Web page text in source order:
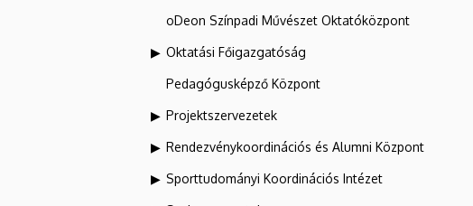
oDeon Színpadi Művészet Oktatóközpont
Oktatási Főigazgatóság
Pedagógusképző Központ
Projektszervezetek
Rendezvénykoordinációs és Alumni Központ
Sporttudományi Koordinációs Intézet